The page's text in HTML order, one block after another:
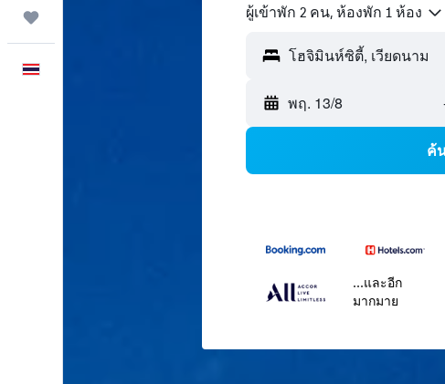
ผู้เข้าพัก 2 คน, ห้องพัก 1 ห้อง
โฮจิมินห์ซิตี้, เวียดนาม
พฤ. 13/8
ค้
...และอีก
มากมาย